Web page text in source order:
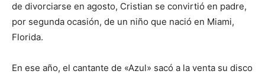
de divorciarse en agosto, Cristian se convirtió en padre,
por segunda ocasión, de un niño que nació en Miami,
Florida.
En ese año, el cantante de «Azul» sacó a la venta su disco